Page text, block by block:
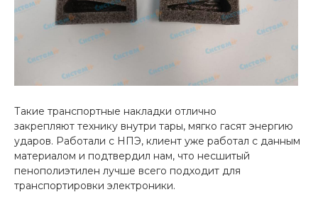
Такие транспортные накладки отлично
закрепляют технику внутри тары, мягко гасят энергию
ударов. Работали с НПЭ, клиент уже работал с данным
материалом и подтвердил нам, что несшитый
пенополиэтилен лучше всего подходит для
транспортировки электроники.